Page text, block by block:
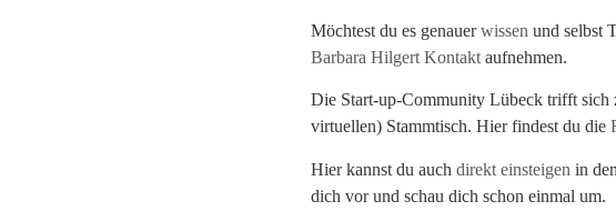
Möchtest du es genauerwissen und selbst
Barbara Hilgert Kontakt aufnehmen.
Die Start-up-Community Lübeck trifft sich
virtuellen) Stammtisch. Hier findest du die
Hier kannst du auch direkt einsteigen in
dich vor und schau dich schon einmal um.